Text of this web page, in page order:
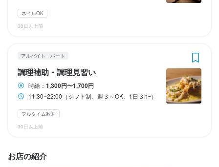
利用規約
ネイルOK
30日以上前
アルバイト・パート
調理補助・調理見習い
時給： 1,300円〜1,700円
11:30~22:00（シフト制、週３～OK、1日３h~）
フルタイム歓迎
30日以上前
お店の紹介
給与補足
交通費支給あり
10:30~22:00（シフト制、週3～OK、1日4h~）
終電考慮あり 残業月20時間以下 長期勤務歓迎 週2日からOK
週4日以上OK
2週間ごとのシフト制
勤務時間
終電考慮あり フルタイム歓迎
休日・休暇
2週間ごとのシフト制
月8日以上休みあり